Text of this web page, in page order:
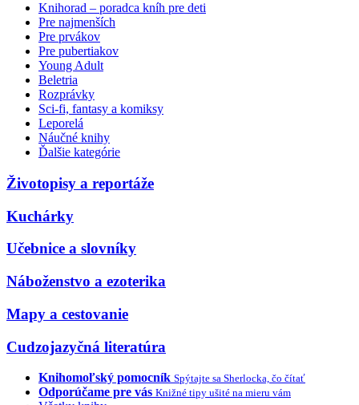
Knihorad – poradca kníh pre deti
Pre najmenších
Pre prvákov
Pre pubertiakov
Young Adult
Beletria
Rozprávky
Sci-fi, fantasy a komiksy
Leporelá
Náučné knihy
Ďalšie kategórie
Životopisy a reportáže
Kuchárky
Učebnice a slovníky
Náboženstvo a ezoterika
Mapy a cestovanie
Cudzojazyčná literatúra
Knihomoľský pomocník Spýtajte sa Sherlocka, čo čítať
Odporúčame pre vás Knižné tipy ušité na mieru vám